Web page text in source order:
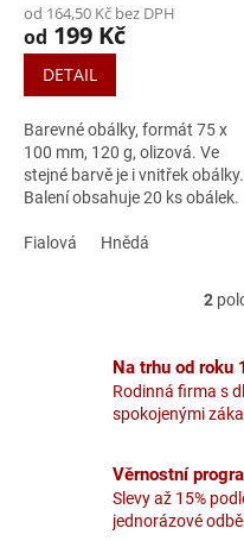
od 164,50 Kč bez DPH
od 199 Kč
DETAIL
Barevné obálky, formát 75 x
100 mm, 120 g, olizová. Ve
stejné barvě je i vnitřek obálky.
Balení obsahuje 20 ks obálek.
poradit s výběrem správné
Fialová Hnědá
2
Na trhu od roku
Rodinná firma s
spokojenými
Věrnostní
Slevy až 15%
jednorázové